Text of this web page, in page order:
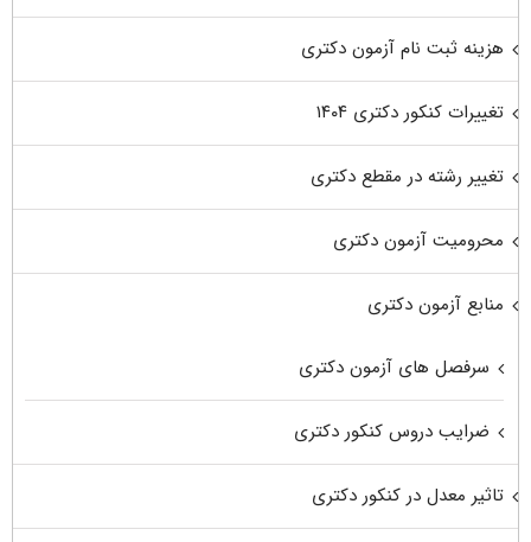
هزینه ثبت نام آزمون دکتری
تغییرات کنکور دکتری ۱۴۰۴
تغییر رشته در مقطع دکتری
محرومیت آزمون دکتری
منابع آزمون دکتری
سرفصل های آزمون دکتری
ضرایب دروس کنکور دکتری
تاثیر معدل در کنکور دکتری